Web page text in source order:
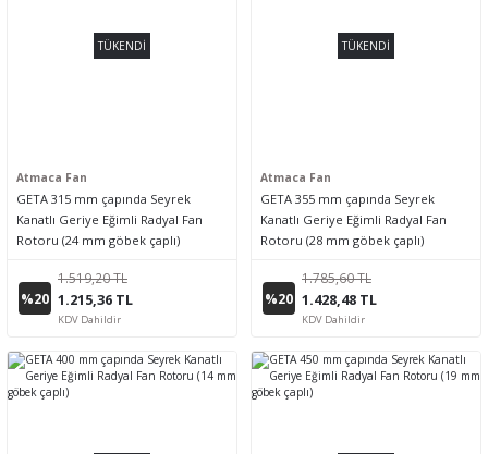
TÜKENDİ
Atmaca Fan
GETA 315 mm çapında Seyrek
Kanatlı Geriye Eğimli Radyal Fan
Rotoru (24 mm göbek çaplı)
%20
1.519,20 TL
1.215,36 TL
KDV Dahildir
TÜKENDİ
Atmaca Fan
GETA 355 mm çapında Seyrek
Kanatlı Geriye Eğimli Radyal Fan
Rotoru (28 mm göbek çaplı)
%20
1.785,60 TL
1.428,48 TL
KDV Dahildir